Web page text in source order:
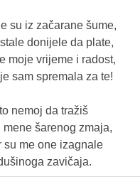
su iz začarane šume,
donijele da plate,
moje vrijeme i radost,
sam spremala za te!
nemoj da tražiš
mene šarenog zmaja,
su me one izagnale
zavičaja.